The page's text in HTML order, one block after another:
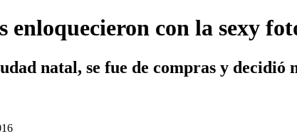
con la sexy
natal, se fue de compras y decidió